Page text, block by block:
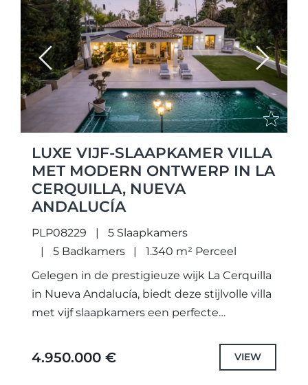
Previous Next
LUXE VIJF-SLAAPKAMER VILLA
MET MODERN ONTWERP IN LA
CERQUILLA, NUEVA
ANDALUCÍA
PLP08229
5 Slaapkamers
5 Badkamers
1.340 m² Perceel
Gelegen in de prestigieuze wijk La Cerquilla
in Nueva Andalucía, biedt deze stijlvolle villa
met vijf slaapkamers een perfecte
comfort en functionele elegantie. De
4.950.000 € VIEW